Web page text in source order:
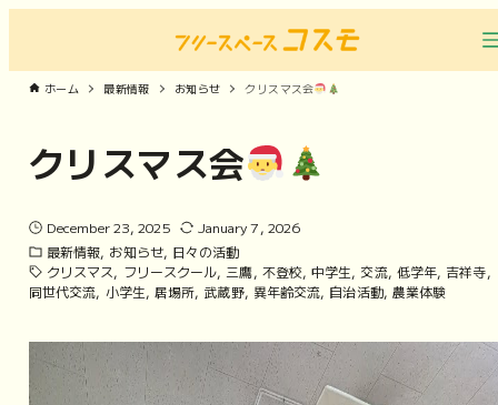
ホーム 最新情報 お知らせ クリスマス会
クリスマス会
December 23, 2025
January 7, 2026
最新情報 お知らせ 日々の活動
クリスマス
フリースクール 三鷹 不登校 中学生 交流 低学年 吉祥寺
同世代交流 小学生 居場所 武蔵野 異年齢交流 自治活動 農業体験